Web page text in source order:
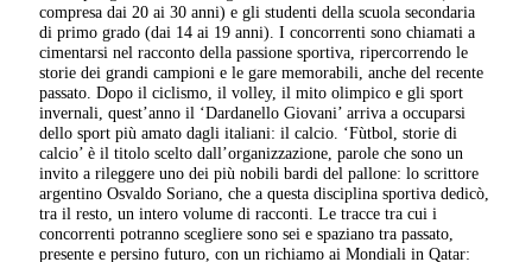
compresa dai 20 ai 30 anni) e gli studenti della scuola secondaria
di primo grado (dai 14 ai 19 anni). I concorrenti sono chiamati a
cimentarsi nel racconto della passione sportiva, ripercorrendo le
storie dei grandi campioni e le gare memorabili, anche del recente
passato. Dopo il ciclismo, il volley, il mito olimpico e gli sport
invernali, quest’anno il ‘Dardanello Giovani’ arriva a occuparsi
dello sport più amato dagli italiani: il calcio. ‘Fùtbol, storie di
calcio’ è il titolo scelto dall’organizzazione, parole che sono un
invito a rileggere uno dei più nobili bardi del pallone: lo scrittore
argentino Osvaldo Soriano, che a questa disciplina sportiva dedicò,
tra il resto, un intero volume di racconti. Le tracce tra cui i
concorrenti potranno scegliere sono sei e spaziano tra passato,
presente e persino futuro, con un richiamo ai Mondiali in Qatar: